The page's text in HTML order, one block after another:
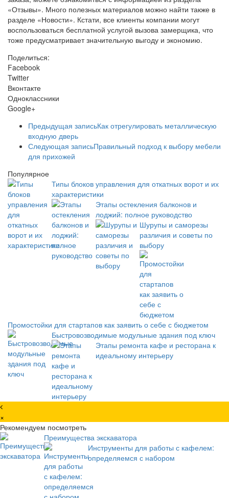
«Отзывы». Много полезных материалов можно найти также в
разделе «Новости». Кстати, все клиенты компании могут
воспользоваться бесплатной услугой вызова замерщика, что
тоже предусматривает значительную выгоду и экономию.
Поделиться:
Facebook
Twitter
Вконтакте
Одноклассники
Google+
Предыдущая записьКак отрегулировать металлическую
входную дверь
Следующая записьПравильный подход к выбору мебели
для прихожей
Популярное
Типы блоков управления для откатных ворот и их
характеристики
Этапы остекления балконов и
лоджий: полное руководство
Шурупы и саморезы
различия и советы по
выбору
Промостойки для стартапов как заявить о себе с бюджетом
Быстровозводимые модульные здания под ключ
Этапы ремонта кафе и ресторана к
идеальному интерьеру
×
Рекомендуем посмотреть
Преимущества экскаватора
Инструменты для работы с кафелем:
определяемся с набором